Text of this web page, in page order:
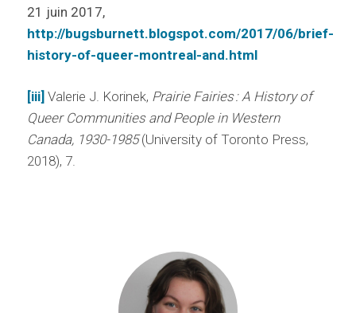
21 juin 2017,
http://bugsburnett.blogspot.com/2017/06/brief-
history-of-queer-montreal-and.html
[iii] Valerie J. Korinek, Prairie Fairies : A History of
Queer Communities and People in Western
Canada, 1930-1985(University of Toronto Press,
2018), 7.